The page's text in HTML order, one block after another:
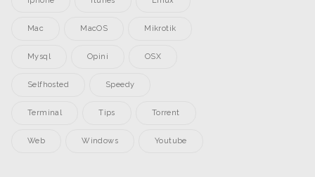
Mac MacOS Mikrotik
Mysql Opini OSX
Selfhosted Speedy
Terminal Tips Torrent
Web Windows Youtube